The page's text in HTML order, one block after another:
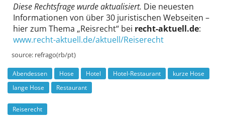
Diese Rechtsfrage wurde aktualisiert. Die neuesten
Informationen von über 30 juristischen Webseiten –
hier zum Thema „Reisrecht“ bei recht-aktuell.de:
www.recht-aktuell.de/aktuell/Reiserecht
source: refrago(rb/pt)
Abendessen Hose Hotel Hotel-Restaurant
kurze Hose
lange Hose
Restaurant
Reiserecht